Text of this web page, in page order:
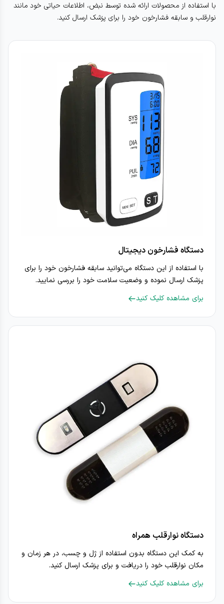
با استفاده از محصولات ارائه شده توسط نبض، اطلاعات حیاتی خود مانند
نوارقلب و سابقه فشارخون خود را برای پزشک ارسال کنید.
دستگاه فشارخون دیجیتال
با استفاده از این دستگاه می‌توانید سابقه فشارخون خود را برای
پزشک ارسال نموده و وضعیت سلامت خود را بررسی نمایید.
برای مشاهده کلیک کنید
دستگاه نوارقلب همراه
به کمک این دستگاه بدون استفاده از ژل و چسب، در هر زمان و
مکان نوارقلب خود را دریافت و برای پزشک ارسال کنید.
برای مشاهده کلیک کنید